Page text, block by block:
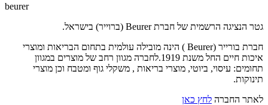
beurer
גטר הנציגה הרשמית של חברת Beurer (ברוייר) בישראל.
חברת בורייר (Beurer ) הינה מובילה עולמית בתחום הבריאות ומוצרי
איכות חיים החל משנת 1919.לחברה מגוון רחב של מוצרים במגוון
תחומים: עיסוי, ביוטי, מוצרי בריאות , משקלי גוף ומטבח וכן מוצרי
תינוקות.
לאתר החברה לחץ כאן